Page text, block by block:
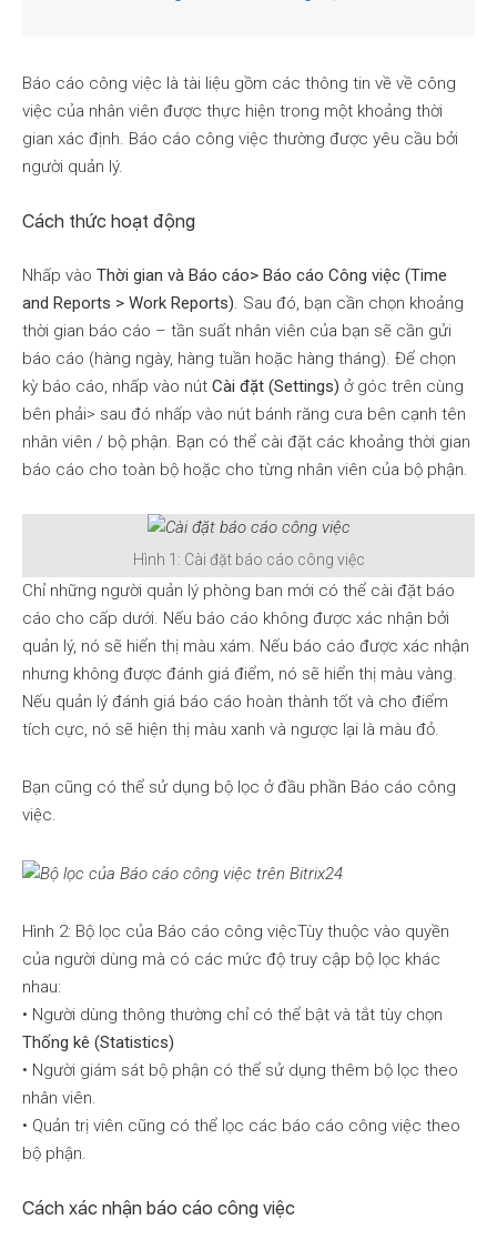
Báo cáo công việc là tài liệu gồm các thông tin về về công
việc của nhân viên được thực hiện trong một khoảng thời
gian xác định. Báo cáo công việc thường được yêu cầu bởi
người quản lý.
Cách thức hoạt động
Nhấp vào Thời gian và Báo cáo> Báo cáo Công việc (Time
and Reports > Work Reports). Sau đó, bạn cần chọn khoảng
thời gian báo cáo – tần suất nhân viên của bạn sẽ cần gửi
báo cáo (hàng ngày, hàng tuần hoặc hàng tháng). Để chọn
kỳ báo cáo, nhấp vào nút Cài đặt (Settings) ở góc trên cùng
bên phải> sau đó nhấp vào nút bánh răng cưa bên cạnh tên
nhân viên / bộ phận. Bạn có thể cài đặt các khoảng thời gian
báo cáo cho toàn bộ hoặc cho từng nhân viên của bộ phận.
Hình 1: Cài đặt báo cáo công việc
Chỉ những người quản lý phòng ban mới có thể cài đặt báo
cáo cho cấp dưới. Nếu báo cáo không được xác nhận bởi
quản lý, nó sẽ hiển thị màu xám. Nếu báo cáo được xác nhận
nhưng không được đánh giá điểm, nó sẽ hiển thị màu vàng.
Nếu quản lý đánh giá báo cáo hoàn thành tốt và cho điểm
tích cực, nó sẽ hiện thị màu xanh và ngược lại là màu đỏ.
Bạn cũng có thể sử dụng bộ lọc ở đầu phần Báo cáo công
việc.
Hình 2: Bộ lọc của Báo cáo công việcTùy thuộc vào quyền
của người dùng mà có các mức độ truy cập bộ lọc khác
nhau:
• Người dùng thông thường chỉ có thể bật và tắt tùy chọn
Thống kê (Statistics)
• Người giám sát bộ phận có thể sử dụng thêm bộ lọc theo
nhân viên.
• Quản trị viên cũng có thể lọc các báo cáo công việc theo
bộ phận.
Cách xác nhận báo cáo công việc